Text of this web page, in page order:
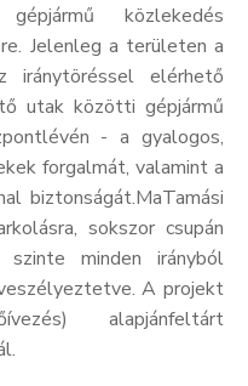
közlekedés
Jelenleg a területen a
iránytöréssel elérhető
utak közötti gépjármű
- a gyalogos,
forgalmát, valamint a
biztonságát.MaTamási
sokszor csupán
szinte minden irányból
A projekt
alapjánfeltárt